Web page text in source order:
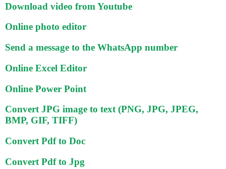
Download video from Youtube
Online photo editor
Send a message to the WhatsApp number
Online Excel Editor
Online Power Point
Convert JPG image to text (PNG, JPG, JPEG,
BMP, GIF, TIFF)
Convert Pdf to Doc
Convert Pdf to Jpg